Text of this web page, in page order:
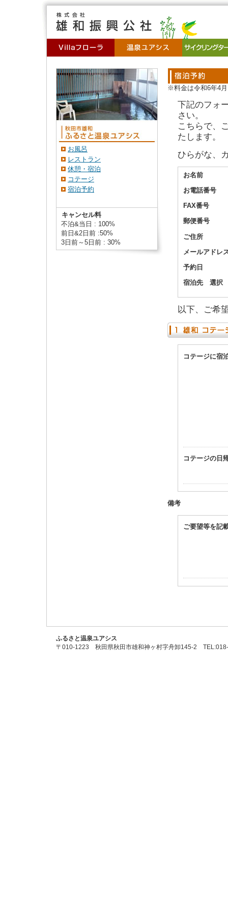
※料金は令和6年4
下記のフォ
さい。
こちらで、
たします。
ひらがな、
お名前
お電話番号
FAX番号
郵便番号
ご住所
メールアドレ
予約日
宿泊先 選択
以下、ご希
コテージに宿
コテージの日
備考
ご要望等を記
お風呂
レストラン
休憩・宿泊
コテージ
宿泊予約
キャンセル料
不泊&当日 : 100%
前日&2日前 :50%
3日前～5日前 : 30%
ふるさと温泉ユアシス
〒010-1223 秋田県秋田市雄和神ヶ村字舟卸145-2